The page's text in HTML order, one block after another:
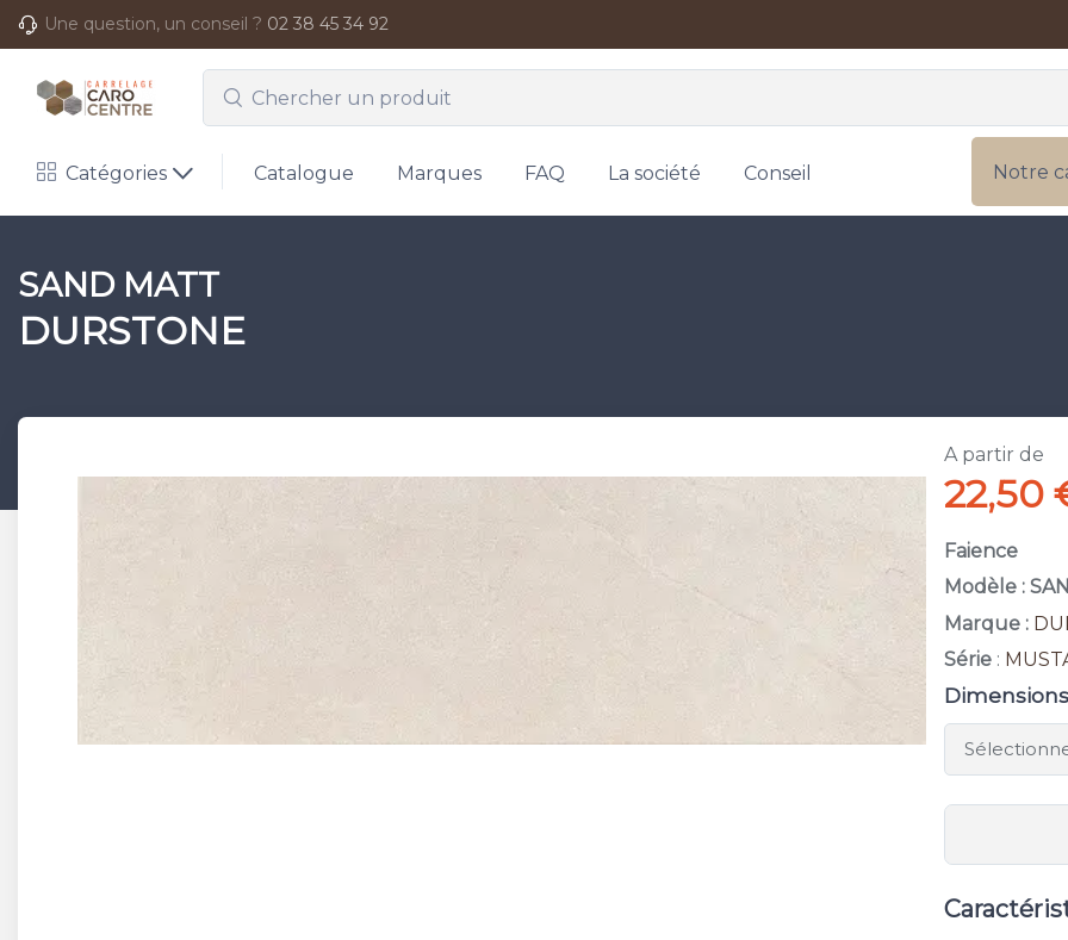
Une question, un conseil ? 02 38 45 34 92
Catégories Catalogue Marques FAQ La société Conseil Notre
SAND MATT
DURSTONE
A partir de
22,50
Faience
Modèle :
Marque :
Série :